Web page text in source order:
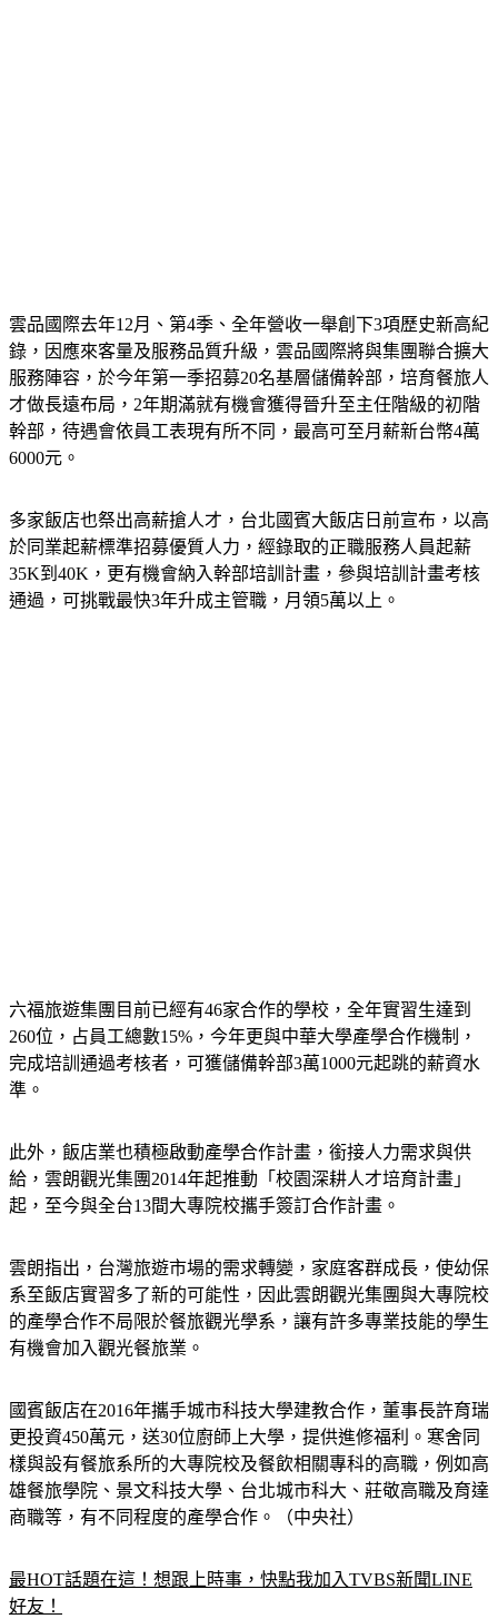
雲品國際去年12月、第4季、全年營收一舉創下3項歷史新高紀
錄，因應來客量及服務品質升級，雲品國際將與集團聯合擴大
服務陣容，於今年第一季招募20名基層儲備幹部，培育餐旅人
才做長遠布局，2年期滿就有機會獲得晉升至主任階級的初階
幹部，待遇會依員工表現有所不同，最高可至月薪新台幣4萬
6000元。
多家飯店也祭出高薪搶人才，台北國賓大飯店日前宣布，以高
於同業起薪標準招募優質人力，經錄取的正職服務人員起薪
35K到40K，更有機會納入幹部培訓計畫，參與培訓計畫考核
通過，可挑戰最快3年升成主管職，月領5萬以上。
六福旅遊集團目前已經有46家合作的學校，全年實習生達到
260位，占員工總數15%，今年更與中華大學產學合作機制，
完成培訓通過考核者，可獲儲備幹部3萬1000元起跳的薪資水
準。
此外，飯店業也積極啟動產學合作計畫，銜接人力需求與供
給，雲朗觀光集團2014年起推動「校園深耕人才培育計畫」
起，至今與全台13間大專院校攜手簽訂合作計畫。
雲朗指出，台灣旅遊市場的需求轉變，家庭客群成長，使幼保
系至飯店實習多了新的可能性，因此雲朗觀光集團與大專院校
的產學合作不局限於餐旅觀光學系，讓有許多專業技能的學生
有機會加入觀光餐旅業。
國賓飯店在2016年攜手城市科技大學建教合作，董事長許育瑞
更投資450萬元，送30位廚師上大學，提供進修福利。寒舍同
樣與設有餐旅系所的大專院校及餐飲相關專科的高職，例如高
雄餐旅學院、景文科技大學、台北城市科大、莊敬高職及育達
商職等，有不同程度的產學合作。（中央社）
最HOT話題在這！想跟上時事，快點我加入TVBS新聞LINE
好友！